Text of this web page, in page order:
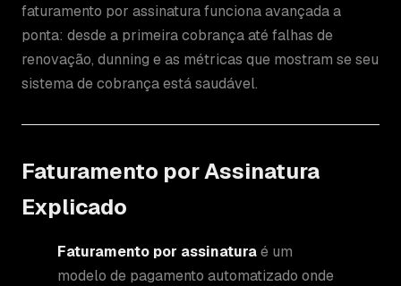
faturamento por assinatura funciona avançada a
ponta: desde a primeira cobrança até falhas de
renovação, dunning e as métricas que mostram se seu
sistema de cobrança está saudável.
Faturamento por Assinatura
Explicado
Faturamento por assinaturaé um
modelo de pagamento automatizado onde